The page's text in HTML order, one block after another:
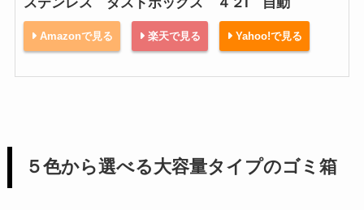
Amazonで見る 楽天で見る Yahoo!で見る
５色から選べる大容量タイプのゴミ箱